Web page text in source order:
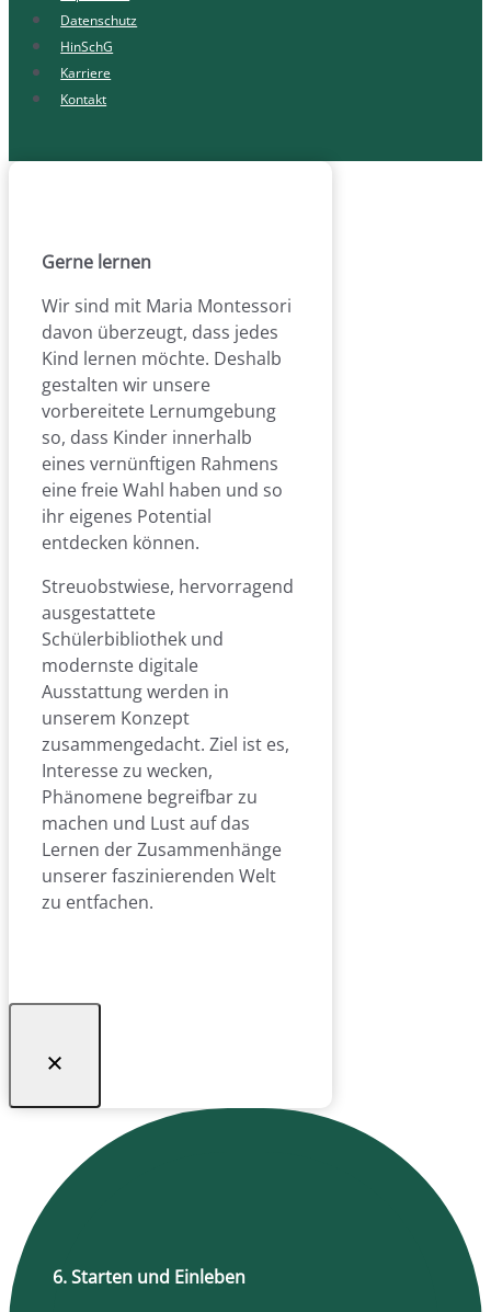
Datenschutz
HinSchG
Karriere
Kontakt
Gerne lernen
Wir sind mit Maria Montessori
davon überzeugt, dass jedes
Kind lernen möchte. Deshalb
gestalten wir unsere
vorbereitete Lernumgebung
so, dass Kinder innerhalb
eines vernünftigen Rahmens
eine freie Wahl haben und so
ihr eigenes Potential
entdecken können.
Streuobstwiese, hervorragend
ausgestattete
Schülerbibliothek und
modernste digitale
Ausstattung werden in
unserem Konzept
zusammengedacht. Ziel ist es,
Interesse zu wecken,
Phänomene begreifbar zu
machen und Lust auf das
Lernen der Zusammenhänge
unserer faszinierenden Welt
zu entfachen.
6. Starten und Einleben